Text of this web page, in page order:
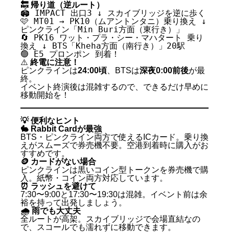
🔙 帰り道（逆ルート）
🏟️ IMPACT 出口3 ↓ スカイブリッジを逆に歩く
🩷 MT01 → PK10（ムアントンタニ）乗り換え ↓
ピンクライン「Min Buri方面（東行き）」
🔄 PK16 ワット・プラ・シー・マハタート 乗り
換え ↓ BTS「Kheha方面（南行き）」20駅
🟢 E5 プロンポン 到着！
⚠️ 終電に注意！
ピンクラインは24:00頃 、BTSは深夜0:00前後が最
終。
イベント終演後は混雑するので、できるだけ早めに
移動開始を！
💡 便利なヒント
🐇 Rabbit Cardが最強
BTS・ピンクライン両方で使えるICカード。乗り換
えがスムーズで券売機不要。空港到着時に購入がお
すすめです。
🪙 カードがない場合
ピンクラインは黒いコイン型トークンを券売機で購
入。紙幣・コイン両方対応しています。
⏰ ラッシュを避けて
7:30〜9:00と17:30〜19:30は混雑。イベント前は余
裕を持って出発しましょう。
🌧️ 雨でも大丈夫
全ルートが高架。スカイブリッジで会場直結なの
で、スコールでも濡れずに移動できます。